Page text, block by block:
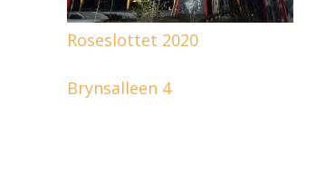
Roseslottet 2020
Brynsalleen 4